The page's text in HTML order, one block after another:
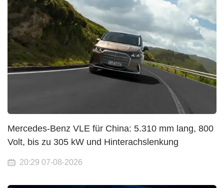
Mercedes-Benz VLE für China: 5.310 mm lang, 800
Volt, bis zu 305 kW und Hinterachslenkung
20:29 07-08-2026